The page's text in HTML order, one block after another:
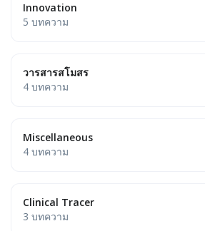
Innovation
5 บทความ
วารสารสโมสร
4 บทความ
Miscellaneous
4 บทความ
Clinical Tracer
3 บทความ